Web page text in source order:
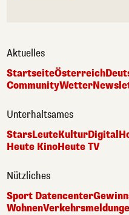
Aktuelles
StartseiteÖsterreich
CommunityWetter
Unterhaltsames
StarsLeuteKulturDigital
Heute KinoHeute TV
Nützliches
Sport Datencenter
Wohnen